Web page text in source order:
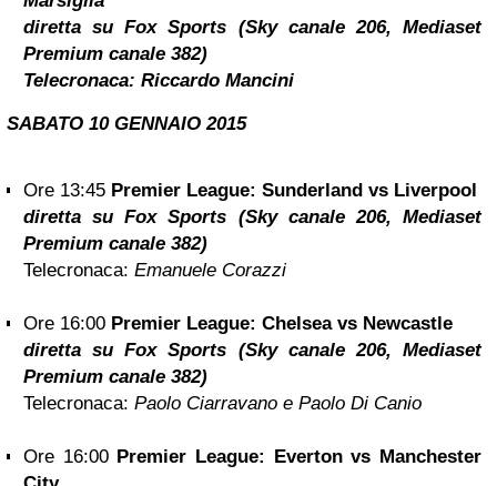
diretta su Fox Sports (Sky canale 206, Mediaset
Premium canale 382)
Telecronaca: Riccardo Mancini
SABATO 10 GENNAIO 2015
Ore 13:45 Premier League: Sunderland vs Liverpool
diretta su Fox Sports (Sky canale 206, Mediaset
Premium canale 382)
Telecronaca: Emanuele Corazzi
Ore 16:00 Premier League: Chelsea vs Newcastle
diretta su Fox Sports (Sky canale 206, Mediaset
Premium canale 382)
Telecronaca: Paolo Ciarravano e Paolo Di Canio
Ore 16:00 Premier League: Everton vs Manchester